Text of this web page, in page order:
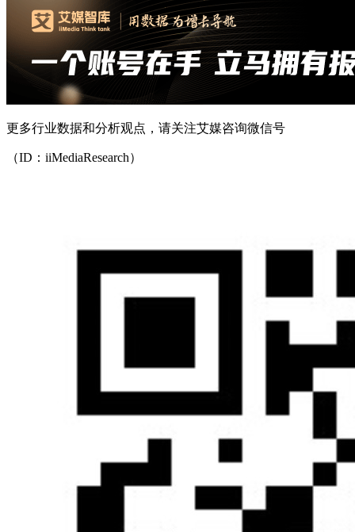
更多行业数据和分析观点，请关注艾媒咨询微信号
（ID：iiMediaResearch）